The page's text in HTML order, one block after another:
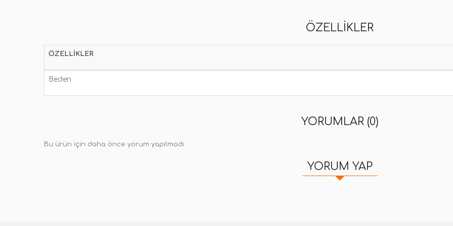
ÖZELLIKLER
ÖZELLIKLER
Beden
YORUMLAR (0)
Bu ürün için daha önce yorum yapılmadı.
YORUM YAP